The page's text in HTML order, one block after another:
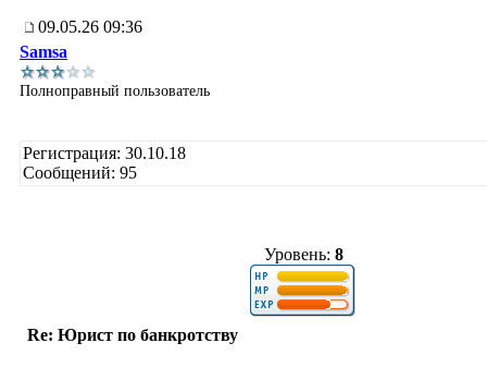
09.05.26 09:36
Samsa
Полноправный пользователь
Регистрация: 30.10.18
Сообщений: 95
Уровень: 8
Re: Юрист по банкротству